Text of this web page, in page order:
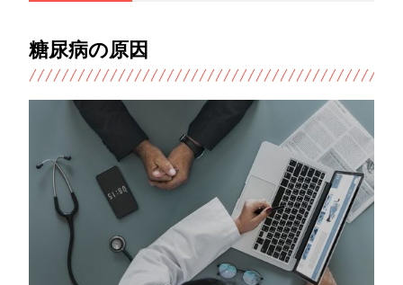
糖尿病の原因